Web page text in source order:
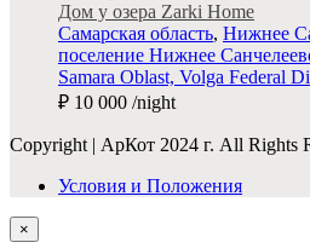
Дом у озера Zarki Home
Самарская область, Нижнее
поселение Нижнее
Samara Oblast, Volga Federal
₽ 10 000 /night
Copyright | АрКот 2024 г. All Rights
Условия и Положения
×